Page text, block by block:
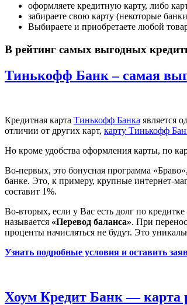
оформляете кредитную карту, либо
забираете свою карту (некоторые
Выбираете и приобретаете любой
В рейтинг самых выгодных
Тинькофф Банк – самая
Кредитная карта Тинькофф Банка является
отличии от других карт, карту Тинькофф
Но кроме удобства оформления карты, по
Во-первых, это бонусная программа
банке. Это, к примеру, крупные интернет-
составит 1%.
Во-вторых, если у Вас есть долг по
называется «Перевод баланса». При
проценты начисляться не будут. Это
Узнать подробные условия и оставить
Хоум Кредит Банк — карта